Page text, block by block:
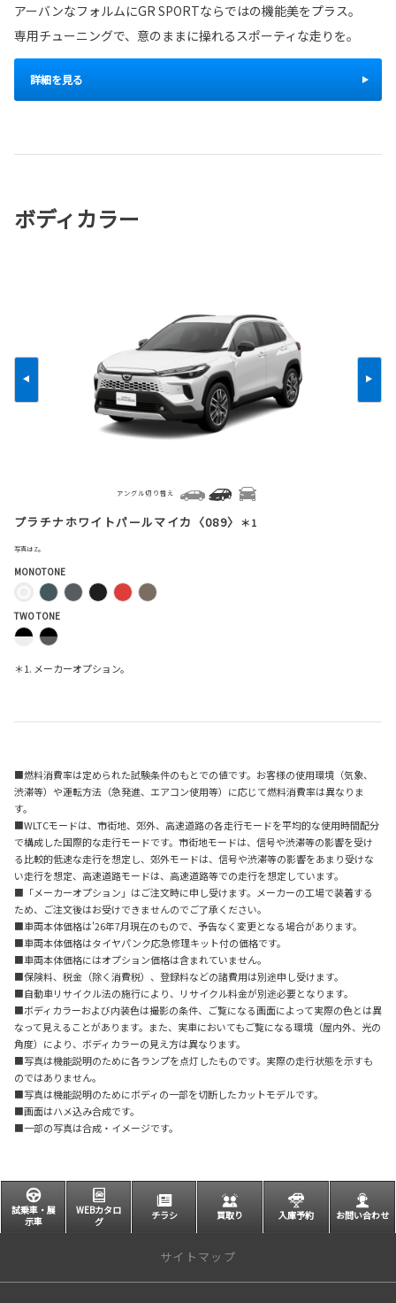
アーバンなフォルムにGR SPORTならではの機能美をプラス。
専用チューニングで、意のままに操れるスポーティな走りを。
詳細を見る
ボディカラー
プラチナホワイトパールマイカ〈089〉 ＊1
写真はZ。
アングル切り替え
MONOTONE
TWO TONE
＊1. メーカーオプション。
■燃料消費率は定められた試験条件のもとでの値です。お客様の使用環境（気象、
渋滞等）や運転方法（急発進、エアコン使用等）に応じて燃料消費率は異なりま
す。
■WLTCモードは、市街地、郊外、高速道路の各走行モードを平均的な使用時間配分
で構成した国際的な走行モードです。市街地モードは、信号や渋滞等の影響を受け
る比較的低速な走行を想定し、郊外モードは、信号や渋滞等の影響をあまり受けな
い走行を想定、高速道路モードは、高速道路等での走行を想定しています。
■「メーカーオプション」はご注文時に申し受けます。メーカーの工場で装着する
ため、ご注文後はお受けできませんのでご了承ください。
■車両本体価格は'26年7月現在のもので、予告なく変更となる場合があります。
■車両本体価格はタイヤパンク応急修理キット付の価格です。
■車両本体価格にはオプション価格は含まれていません。
■保険料、税金（除く消費税）、登録料などの諸費用は別途申し受けます。
■自動車リサイクル法の施行により、リサイクル料金が別途必要となります。
■ボディカラーおよび内装色は撮影の条件、ご覧になる画面によって実際の色とは異
なって見えることがあります。また、実車においてもご覧になる環境（屋内外、光の
角度）により、ボディカラーの見え方は異なります。
■写真は機能説明のために各ランプを点灯したものです。実際の走行状態を示すも
のではありません。
■写真は機能説明のためにボディの一部を切断したカットモデルです。
■画面はハメ込み合成です。
■一部の写真は合成・イメージです。
試乗車・展
示車
WEBカタロ
グ
チラシ 買取り 入庫予約 お問い合わせ
サイトマップ